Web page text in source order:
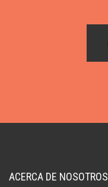
ACERCA DE NOSOTROS